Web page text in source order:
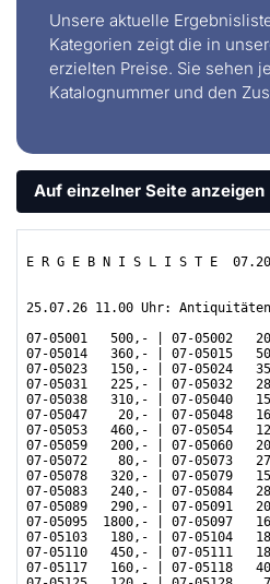
Unsere aktuelle
Kategorien zeigt die in
erzielten Preise. Sie sehen
Katalognummer und den
Auf einzelner Seite anzeigen